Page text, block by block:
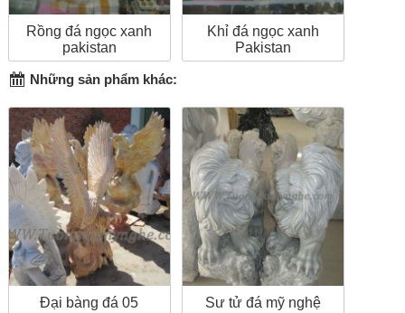
Rồng đá ngọc xanh
pakistan
Khỉ đá ngọc xanh
Pakistan
Những sản phẩm khác:
Đại bàng đá 05 Sư tử đá mỹ nghệ